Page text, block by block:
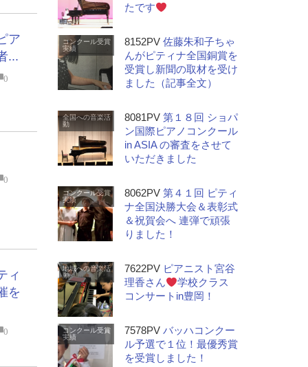
ア
...
0
0
ィ
を
0
たです
コンクール受賞
実績
8152PV 佐藤朱和子ちゃ
んがピティナ全国銅賞を
受賞し新聞の取材を受け
ました（記事全文）
全国への音楽活
動
8081PV 第１８回 ショパ
ン国際ピアノコンクール
in ASIA の審査をさせて
いただきました
コンクール受賞
実績
8062PV 第４１回 ピティ
ナ全国決勝大会＆表彰式
＆祝賀会へ 連弾で頑張
りました！
地域への音楽活
動
7622PV ピアニスト宮谷
理香さん
学校クラス
コンサートin豊岡！
コンクール受賞
実績
7578PV バッハコンクー
ル予選で１位！最優秀賞
を受賞しました！